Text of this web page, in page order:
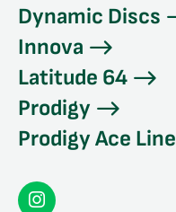
Dynamic Discs
Innova
Latitude 64
Prodigy
Prodigy Ace Line
Seconddisc